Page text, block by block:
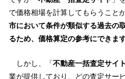
で価格相場を計算してもらうこと
市において条件が類似する過去の
るため、価格算定の参考にできま
しかし、「不動産一括査定サイト
業が提供しており、どの査定サー